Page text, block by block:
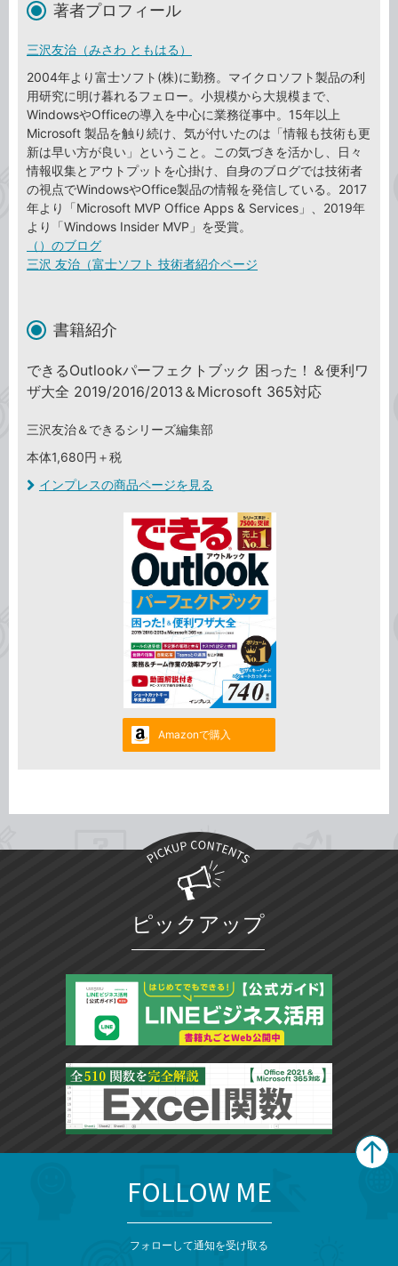
著者プロフィール
三沢友治（みさわ ともはる）
2004年より富士ソフト(株)に勤務。マイクロソフト製品の利
用研究に明け暮れるフェロー。小規模から大規模まで、
WindowsやOfficeの導入を中心に業務従事中。15年以上
Microsoft 製品を触り続け、気が付いたのは「情報も技術も更
新は早い方が良い」ということ。この気づきを活かし、日々
情報収集とアウトプットを心掛け、自身のブログでは技術者
の視点でWindowsやOffice製品の情報を発信している。2017
年より「Microsoft MVP Office Apps & Services」、2019年
より「Windows Insider MVP」を受賞。
（）のブログ
三沢 友治（富士ソフト 技術者紹介ページ
書籍紹介
できるOutlookパーフェクトブック 困った！＆便利ワ
ザ大全 2019/2016/2013＆Microsoft 365対応
三沢友治＆できるシリーズ編集部
本体1,680円＋税
インプレスの商品ページを見る
Amazonで購入
ピックアップ
FOLLOW ME
フォローして通知を受け取る